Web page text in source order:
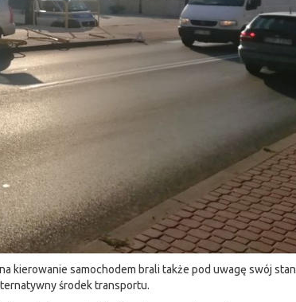
kierowanie samochodem brali także pod uwagę swój stan
środek transportu.